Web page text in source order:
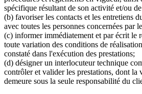
spécifique résultant de son activité et/ou
(b) favoriser les contacts et les entretiens
avec toutes les personnes concernées par
(c) informer immédiatement et par écrit le
toute variation des conditions de
constaté dans l'exécution des prestations;
(d) désigner un interlocuteur technique
contrôler et valider les prestations, dont la
demeure sous la seule responsabilité du